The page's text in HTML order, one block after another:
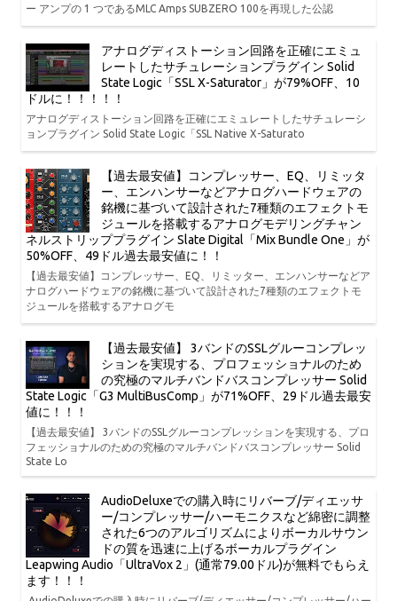
ー アンプの 1 つであるMLC Amps SUBZERO 100を再現した公認
アナログディストーション回路を正確にエミュ
レートしたサチュレーションプラグイン Solid
State Logic「SSL X-Saturator」が79%OFF、10
ドルに！！！！！
アナログディストーション回路を正確にエミュレートしたサチュレーシ
ョンプラグイン Solid State Logic「SSL Native X-Saturato
【過去最安値】コンプレッサー、EQ、リミッタ
ー、エンハンサーなどアナログハードウェアの
銘機に基づいて設計された7種類のエフェクトモ
ジュールを搭載するアナログモデリングチャン
ネルストリッププラグイン Slate Digital「Mix Bundle One」が
50%OFF、49ドル過去最安値に！！
【過去最安値】コンプレッサー、EQ、リミッター、エンハンサーなどア
ナログハードウェアの銘機に基づいて設計された7種類のエフェクトモ
ジュールを搭載するアナログモ
【過去最安値】 3バンドのSSLグルーコンプレッ
ションを実現する、プロフェッショナルのため
の究極のマルチバンドバスコンプレッサー Solid
State Logic「G3 MultiBusComp」が71%OFF、29ドル過去最安
値に！！！
【過去最安値】 3バンドのSSLグルーコンプレッションを実現する、プロ
フェッショナルのための究極のマルチバンドバスコンプレッサー Solid
State Lo
AudioDeluxeでの購入時にリバーブ/ディエッサ
ー/コンプレッサー/ハーモニクスなど綿密に調整
された6つのアルゴリズムによりボーカルサウン
ドの質を迅速に上げるボーカルプラグイン
Leapwing Audio「UltraVox 2」(通常79.00ドル)が無料でもらえ
ます！！！